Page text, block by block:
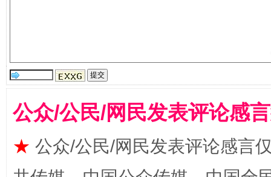
全民健身五年计划来了！等你上场
公众/公民/网民发表评论感
★ 公众/公民/网民发表评论感言